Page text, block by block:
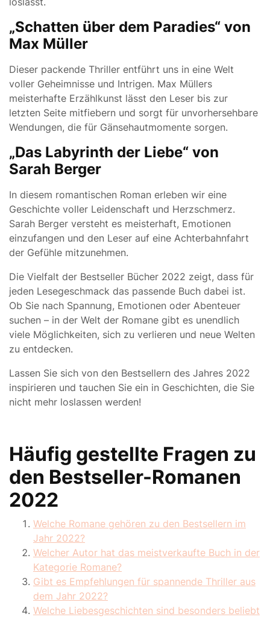
„Schatten über dem Paradies“ von
Max Müller
Dieser packende Thriller entführt uns in eine Welt
voller Geheimnisse und Intrigen. Max Müllers
meisterhafte Erzählkunst lässt den Leser bis zur
letzten Seite mitfiebern und sorgt für unvorhersehbare
Wendungen, die für Gänsehautmomente sorgen.
„Das Labyrinth der Liebe“ von
Sarah Berger
In diesem romantischen Roman erleben wir eine
Geschichte voller Leidenschaft und Herzschmerz.
Sarah Berger versteht es meisterhaft, Emotionen
einzufangen und den Leser auf eine Achterbahnfahrt
der Gefühle mitzunehmen.
Die Vielfalt der Bestseller Bücher 2022 zeigt, dass für
jeden Lesegeschmack das passende Buch dabei ist.
Ob Sie nach Spannung, Emotionen oder Abenteuer
suchen – in der Welt der Romane gibt es unendlich
viele Möglichkeiten, sich zu verlieren und neue Welten
zu entdecken.
Lassen Sie sich von den Bestsellern des Jahres 2022
inspirieren und tauchen Sie ein in Geschichten, die Sie
nicht mehr loslassen werden!
Häufig gestellte Fragen zu
den Bestseller-Romanen
2022
Welche Romane gehören zu den Bestsellern im
Jahr 2022?
Welcher Autor hat das meistverkaufte Buch in der
Kategorie Romane?
Gibt es Empfehlungen für spannende Thriller aus
dem Jahr 2022?
Welche Liebesgeschichten sind besonders beliebt